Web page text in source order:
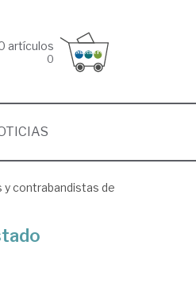
artículos
0
y contrabandistas de